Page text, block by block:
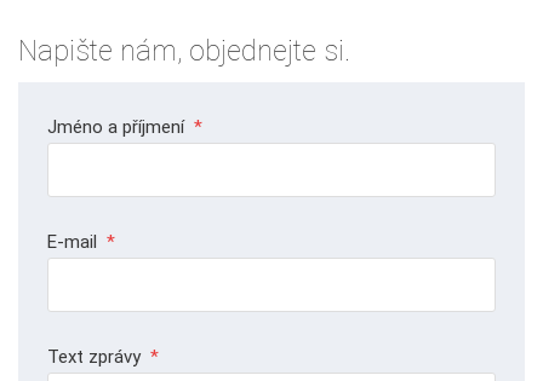
Napište nám, objednejte si.
Jméno a příjmení *
E-mail *
Text zprávy *